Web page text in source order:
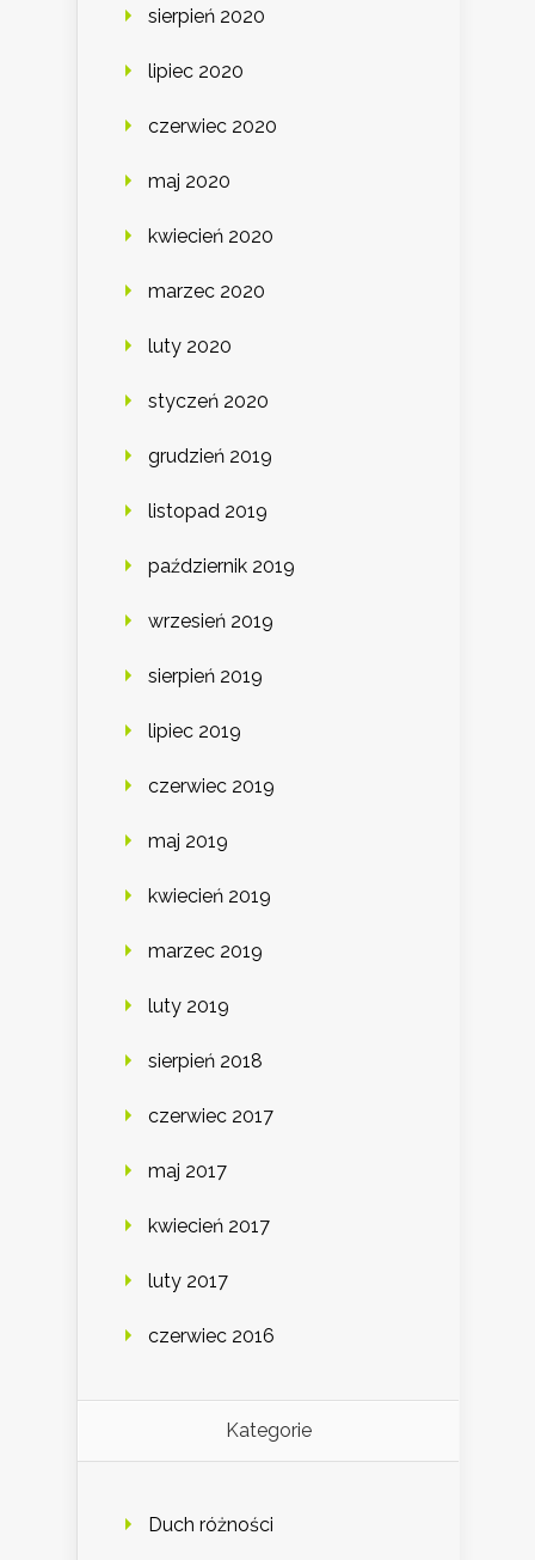
sierpień 2020
lipiec 2020
czerwiec 2020
maj 2020
kwiecień 2020
marzec 2020
luty 2020
styczeń 2020
grudzień 2019
listopad 2019
październik 2019
wrzesień 2019
sierpień 2019
lipiec 2019
czerwiec 2019
maj 2019
kwiecień 2019
marzec 2019
luty 2019
sierpień 2018
czerwiec 2017
maj 2017
kwiecień 2017
luty 2017
czerwiec 2016
Kategorie
Duch różności